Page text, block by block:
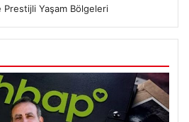
Prestijli Yaşam Bölgeleri